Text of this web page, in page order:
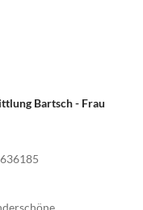
Bartsch - Frau
636185